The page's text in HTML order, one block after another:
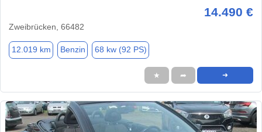
14.490 €
Zweibrücken, 66482
12.019 km Benzin 68 kw (92 PS)
★ ➦ ➜